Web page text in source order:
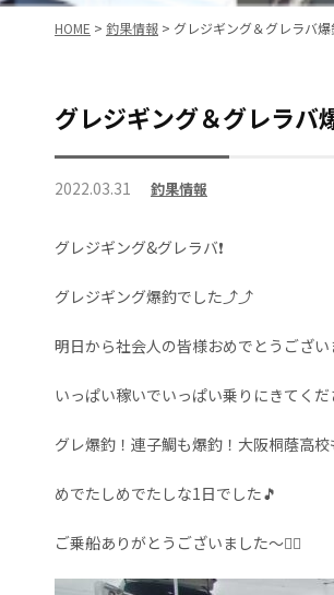
HOME > 釣果情報 > グレジギング＆グレラバ
グレジギング＆グレラ
2022.03.31 釣果情報
グレジギング&グレラバ❗
グレジギング爆釣でした⤴⤴
明日から社会人の皆様おめでとうござい
いっぱい稼いでいっぱい乗りにきてく
グレ爆釣！連子鯛も爆釣！大阪桐蔭高校
めでたしめでたしな1日でした🎵
ご乗船ありがとうございました～🙇‍♀️